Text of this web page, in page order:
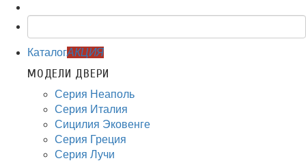
КаталогАКЦИЯ
МОДЕЛИ ДВЕРИ
Серия Неаполь
Серия Италия
Сицилия Эковенге
Серия Греция
Серия Лучи